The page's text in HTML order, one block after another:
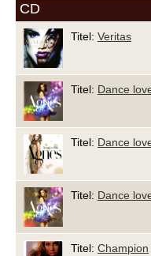
CD
Titel: Veritas
Titel: Dance
Titel: Dance
Titel: Dance
Titel: Champion